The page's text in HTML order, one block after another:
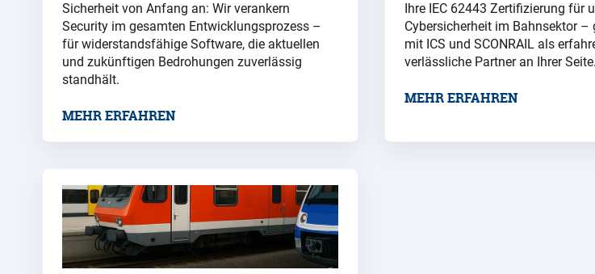
Sicherheit von Anfang an: Wir verankern
Security im gesamten Entwicklungsprozess –
für widerstandsfähige Software, die aktuellen
und zukünftigen Bedrohungen zuverlässig
standhält.
MEHR ERFAHREN
Ihre IEC 62443 Zertifizierung für
Cybersicherheit im Bahnsektor –
mit ICS und SCONRAIL als
verlässliche Partner an Ihrer Seite.
MEHR ERFAHREN